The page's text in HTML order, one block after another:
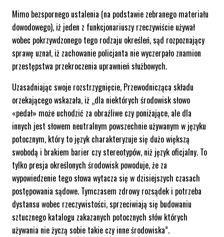
Mimo bezspornego ustalenia (na podstawie zebranego materiału
dowodowego), iż jeden z funkcjonariuszy rzeczywiście używał
wobec pokrzywdzonego tego rodzaju określeń, sąd rozpoznający
sprawę uznał, iż zachowanie policjanta nie wyczerpało znamion
przestępstwa przekroczenia uprawnień służbowych.
Uzasadniając swoje rozstrzygnięcie, Przewodnicząca składu
orzekającego wskazała, iż „dla niektórych środowisk słowo
«pedał» może uchodzić za obraźliwe czy poniżające, ale dla
innych jest słowem neutralnym powszechnie używanym w języku
potocznym, który to język charakteryzuje się dużo większą
swobodą i brakiem barier czy stereotypów, niż język oficjalny. To
tylko presja określonych środowisk powoduje, że za
wypowiedzenie tego słowa wytacza się w dzisiejszych czasach
postępowania sądowe. Tymczasem zdrowy rozsądek i potrzeba
dystansu wobec rzeczywistości, sprzeciwiają się budowaniu
sztucznego katalogu zakazanych potocznych słów których
używania nie życzą sobie takie czy inne środowiska”.